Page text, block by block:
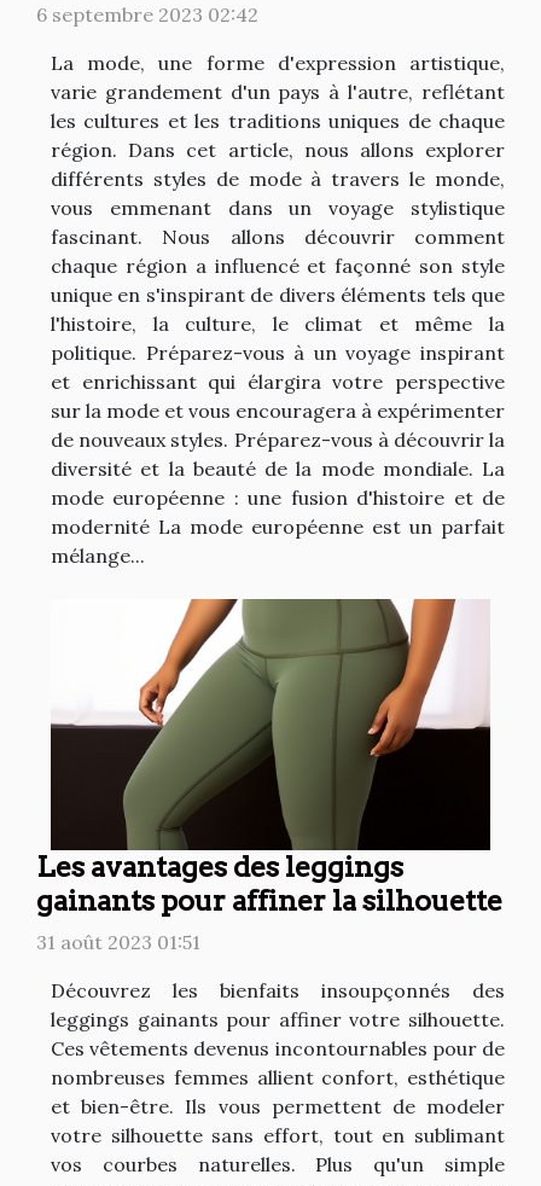
6 septembre 2023 02:42
La mode, une forme d'expression artistique,
varie grandement d'un pays à l'autre, reflétant
les cultures et les traditions uniques de chaque
région. Dans cet article, nous allons explorer
différents styles de mode à travers le monde,
vous emmenant dans un voyage stylistique
fascinant. Nous allons découvrir comment
chaque région a influencé et façonné son style
unique en s'inspirant de divers éléments tels que
l'histoire, la culture, le climat et même la
politique. Préparez-vous à un voyage inspirant
et enrichissant qui élargira votre perspective
sur la mode et vous encouragera à expérimenter
de nouveaux styles. Préparez-vous à découvrir la
diversité et la beauté de la mode mondiale. La
mode européenne : une fusion d'histoire et de
modernité La mode européenne est un parfait
mélange...
Les avantages des leggings
gainants pour affiner la silhouette
31 août 2023 01:51
Découvrez les bienfaits insoupçonnés des
leggings gainants pour affiner votre silhouette.
Ces vêtements devenus incontournables pour de
nombreuses femmes allient confort, esthétique
et bien-être. Ils vous permettent de modeler
votre silhouette sans effort, tout en sublimant
vos courbes naturelles. Plus qu'un simple